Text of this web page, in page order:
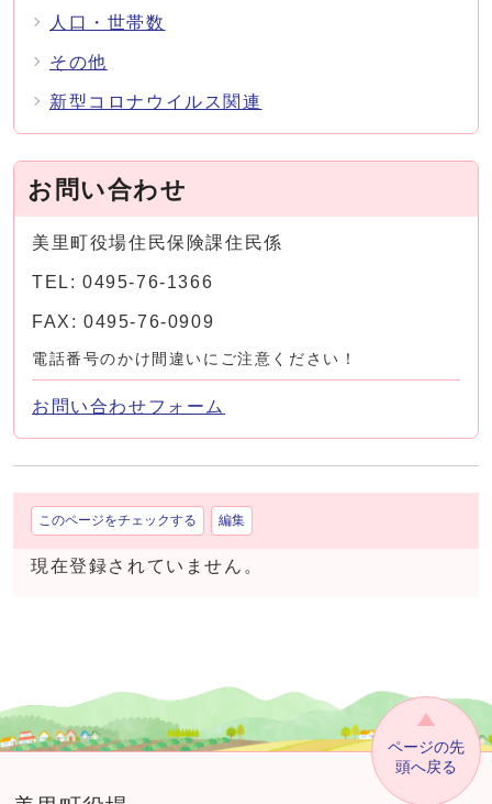
人口・世帯数
その他
新型コロナウイルス関連
お問い合わせ
美里町役場住民保険課住民係
TEL: 0495-76-1366
FAX: 0495-76-0909
電話番号のかけ間違いにご注意ください！
お問い合わせフォーム
このページをチェックする 編集
現在登録されていません。
ページの先
頭へ戻る